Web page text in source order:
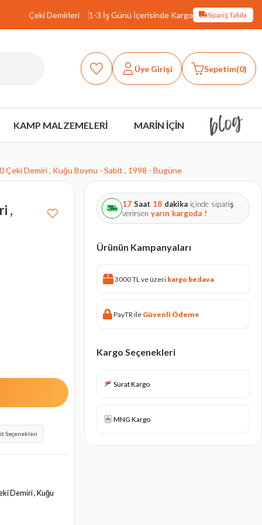
Çeki Demirleri 1-3 İş Günü İçerisinde Kargo Sipariş Takibi
Üye Girişi Sepetim 0
KAMP MALZEMELERİ MARİN İÇİN
Çeki Demiri , Kuğu Boynu - Sabit , 1998 - Bugüne
,
Seçenekleri
Demiri , Kuğu
17 Saat 18 dakika içinde sipariş
verirsen yarın kargoda !
Ürünün Kampanyaları
3000 TL ve üzeri kargo bedava
PayTR ile Güvenli Ödeme
Kargo Seçenekleri
Sürat Kargo
MNG Kargo